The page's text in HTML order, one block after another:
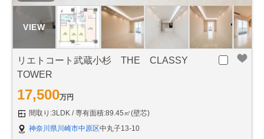
リエトコート武蔵小杉 THE CLASSY
TOWER
17,500万円
間取り:3LDK
専有面積:89.45㎡(壁芯)
神奈川県川崎市中原区中丸子13-10